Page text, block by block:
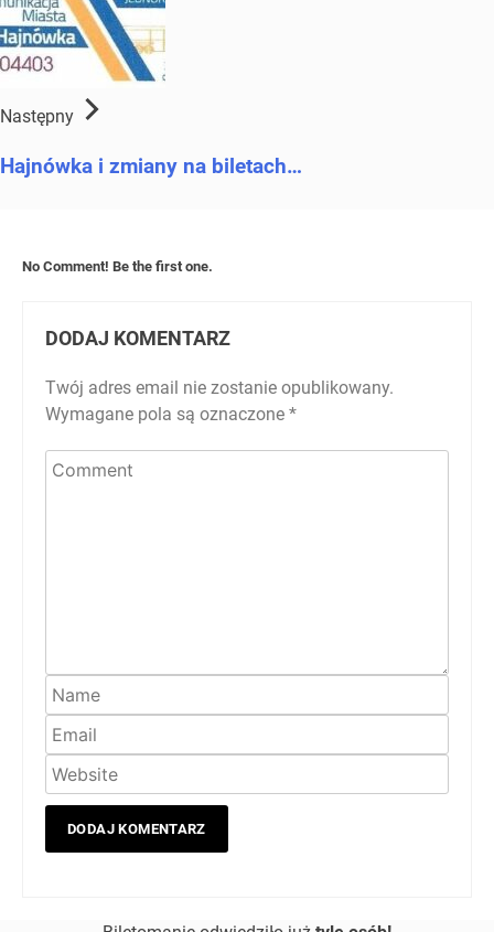
Następny
Hajnówka i zmiany na biletach…
No Comment! Be the first one.
DODAJ KOMENTARZ
Twój adres email nie zostanie opublikowany.
Wymagane pola są oznaczone *